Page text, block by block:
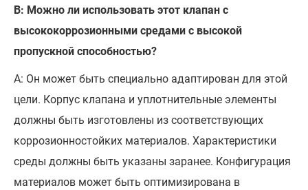
В: Можно ли использовать этот клапан с
высококоррозионными средами с высокой
пропускной способностью?
А: Он может быть специально адаптирован для этой
цели. Корпус клапана и уплотнительные элементы
должны быть изготовлены из соответствующих
коррозионностойких материалов. Характеристики
среды должны быть указаны заранее. Конфигурация
материалов может быть оптимизирована в